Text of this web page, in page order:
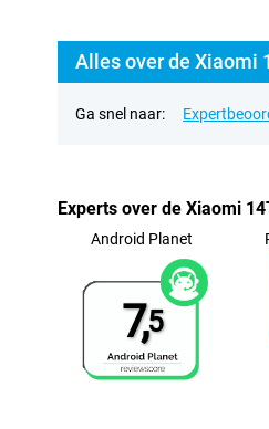
Alles over de Xiaomi
Ga snel naar:
Experts over de Xiaomi
Android Planet
7,5